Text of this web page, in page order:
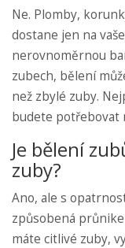
Ne. Plomby,
dostane jen na
nerovnoměrnou
zubech, bělení
než zbylé zuby.
budete potřebovat
Je bělení
zuby?
Ano, ale s
způsobená
máte citlivé zuby,